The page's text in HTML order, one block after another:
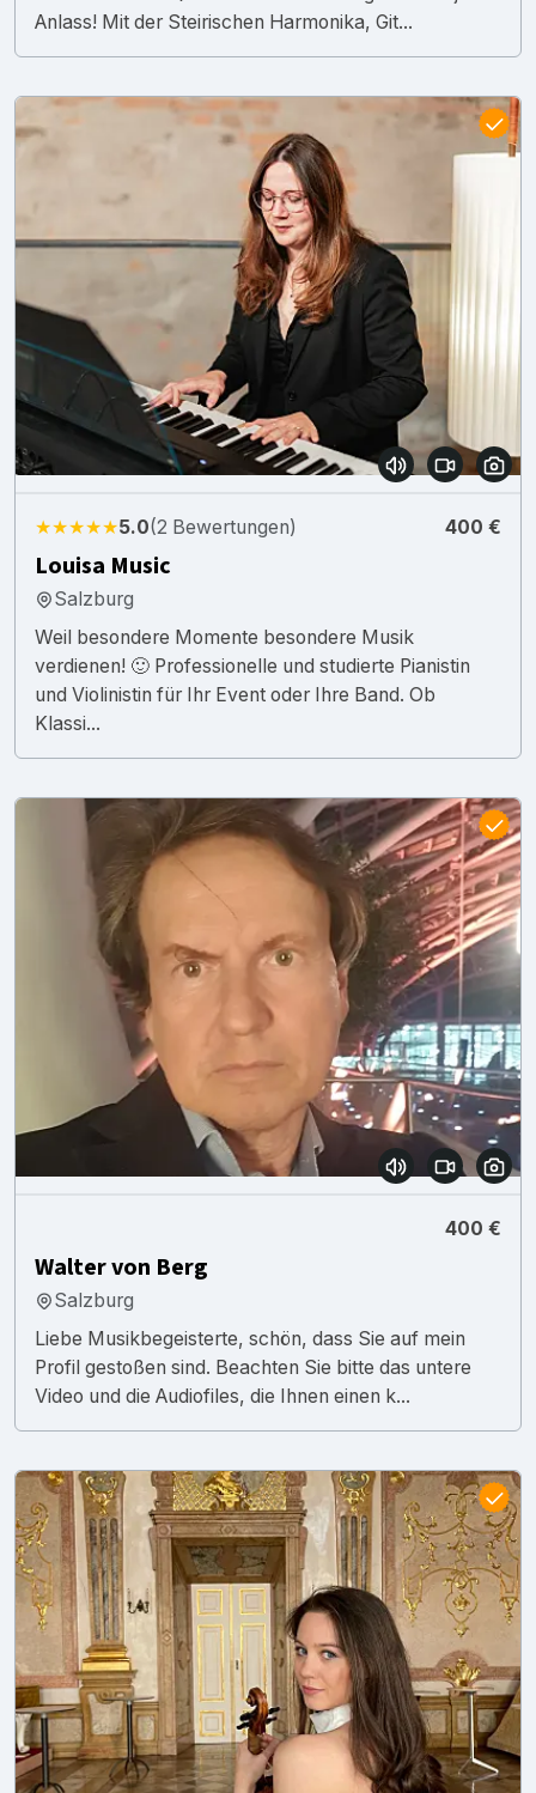
Anlass! Mit der Steirischen Harmonika, Git...
★★★★★5.0(2 Bewertungen) 400 €
Louisa Music
Salzburg
Weil besondere Momente besondere Musik
verdienen! 🙂 Professionelle und studierte Pianistin
und Violinistin für Ihr Event oder Ihre Band. Ob
Klassi...
400 €
Walter von Berg
Salzburg
Liebe Musikbegeisterte, schön, dass Sie auf mein
Profil gestoßen sind. Beachten Sie bitte das untere
Video und die Audiofiles, die Ihnen einen k...